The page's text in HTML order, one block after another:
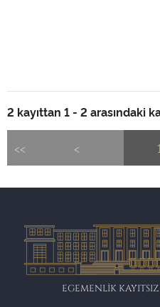
2 kayıttan 1 - 2 arasındaki
<< < 1
EGEMENLİK